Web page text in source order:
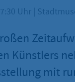
Uhr
Künstlers
mit